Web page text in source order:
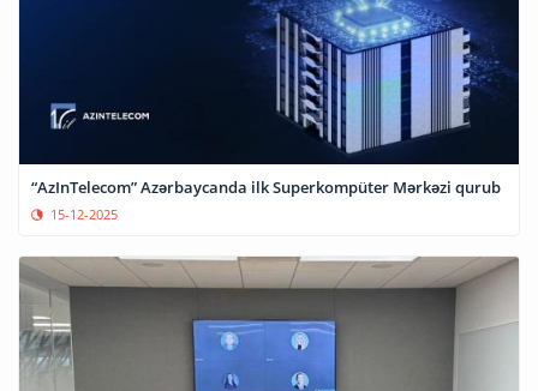
“AzInTelecom” Azərbaycanda ilk Superkompüter Mərkəzi qurub
15-12-2025